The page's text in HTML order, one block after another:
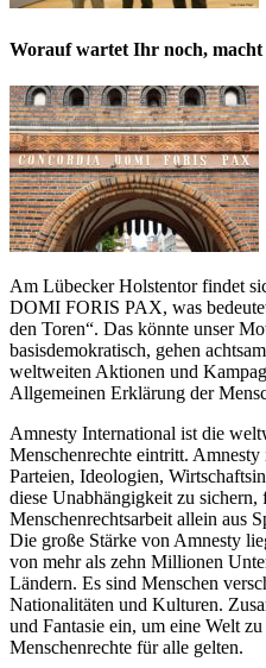
Worauf wartet Ihr noch,
Am Lübecker Holstentor findet
DOMI FORIS PAX, was
den Toren“. Das könnte unser
basisdemokratisch, gehen
weltweiten Aktionen und
Allgemeinen Erklärung der
Amnesty International ist die
Menschenrechte eintritt.
Parteien, Ideologien,
diese Unabhängigkeit zu sichern,
Menschenrechtsarbeit allein aus
Die große Stärke von Amnesty
von mehr als zehn Millionen
Ländern. Es sind Menschen
Nationalitäten und Kulturen.
und Fantasie ein, um eine Welt
Menschenrechte für alle gelten.